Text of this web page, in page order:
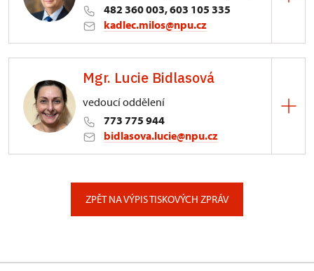
482 360 003, 603 105 335
kadlec.milos@npu.cz
3/, Sychrov 3
Mgr. Lucie Bidlasová
vedoucí oddělení
773 775 944
bidlasova.lucie@npu.cz
ZPĚT NA VÝPIS TISKOVÝCH ZPRÁV